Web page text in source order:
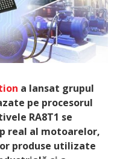
a lansat grupul
pe procesorul
RA8T1 se
real al motoarelor,
produse utilizate